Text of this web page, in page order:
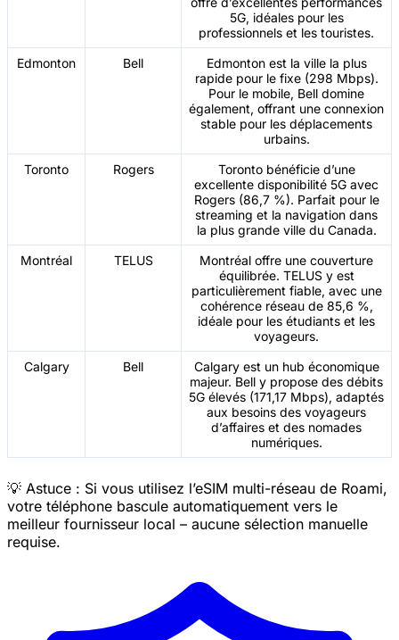
5G, idéales pour les
professionnels et les touristes.
Edmonton
Bell
Edmonton est la ville la plus
rapide pour le fixe (298 Mbps).
Pour le mobile, Bell domine
également, offrant une connexion
stable pour les déplacements
urbains.
Toronto
Rogers
Toronto bénéficie d’une
excellente disponibilité 5G avec
Rogers (86,7 %). Parfait pour le
streaming et la navigation dans
la plus grande ville du Canada.
Montréal
TELUS
Montréal offre une couverture
équilibrée. TELUS y est
particulièrement fiable, avec une
cohérence réseau de 85,6 %,
idéale pour les étudiants et les
voyageurs.
Calgary
Bell
Calgary est un hub économique
majeur. Bell y propose des débits
5G élevés (171,17 Mbps), adaptés
aux besoins des voyageurs
d’affaires et des nomades
numériques.
💡 Astuce : Si vous utilisez l’eSIM multi-réseau de Roami,
votre téléphone bascule automatiquement vers le
meilleur fournisseur local – aucune sélection manuelle
requise.